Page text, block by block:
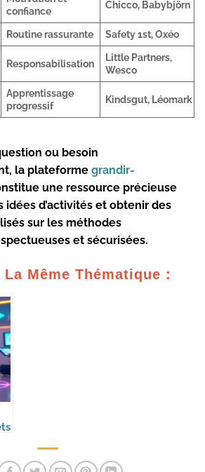
confiance
Chicco, Babybjörn
Routine rassurante
Safety 1st, Oxéo
Responsabilisation
Little Partners,
Wesco
Apprentissage
progressif
Kindsgut, Léomark
ou besoin
la plateforme grandir-
une ressource précieuse
idées d’activités et obtenir des
sur les méthodes
et sécurisées.
Même Thématique :